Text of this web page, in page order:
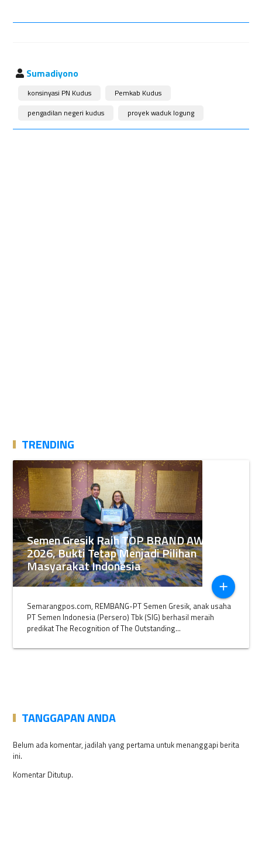
Sumadiyono
konsinyasi PN Kudus
Pemkab Kudus
pengadilan negeri kudus
proyek waduk logung
TRENDING
Semen Gresik Raih TOP BRAND AWARDS
2026, Bukti Tetap Menjadi Pilihan
Masyarakat Indonesia
add
Semarangpos.com, REMBANG-PT Semen Gresik, anak usaha
PT Semen Indonesia (Persero) Tbk (SIG) berhasil meraih
predikat The Recognition of The Outstanding...
TANGGAPAN ANDA
Belum ada komentar, jadilah yang pertama untuk menanggapi berita
ini.
Komentar Ditutup.